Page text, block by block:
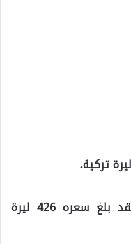
وبالنسبة لغرام الذهب عيار 21 فقد بلغ سعره 426 ليرة